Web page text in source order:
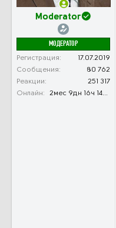
Moderator
МОДЕРАТОР
Регистрация
17.07.2019
Сообщения
80 762
Реакции
251 317
Онлайн
2мес 9дн 16ч 14м 23с